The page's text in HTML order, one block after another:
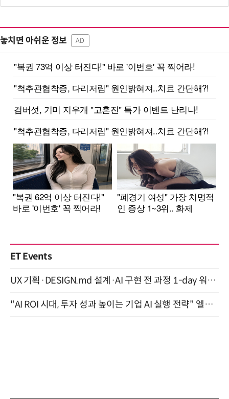
놓치면 아쉬운 정보 AD
ET Events
UX 기획·DESIGN.md 설계·AI 구현 전 과정 1-day 워크숍 with Claude Code·Codex 9월 15일 개최
"AI ROI 시대, 투자 성과 높이는 기업 AI 실행 전략" 엘타워 6층 (9월 18일)